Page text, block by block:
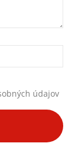
údajov